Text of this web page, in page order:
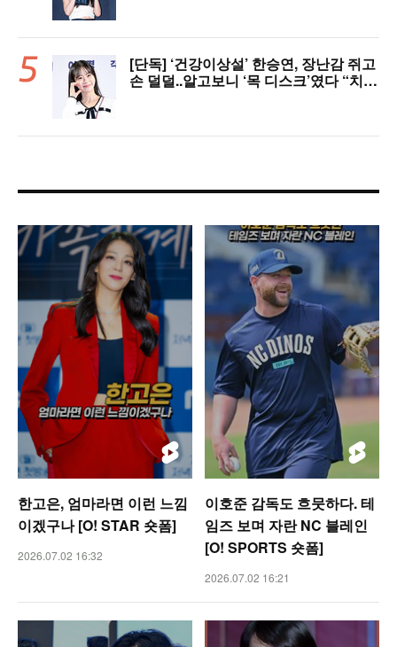
[단독] ‘건강이상설’ 한승연, 장난감 쥐고
손 덜덜..알고보니 ‘목 디스크’였다 “치료
한고은, 엄마라면 이런 느낌
이겠구나 [O! STAR 숏폼]
2026.07.02 16:32
이호준 감독도 흐뭇하다. 테
임즈 보며 자란 NC 블레인
[O! SPORTS 숏폼]
2026.07.02 16:21